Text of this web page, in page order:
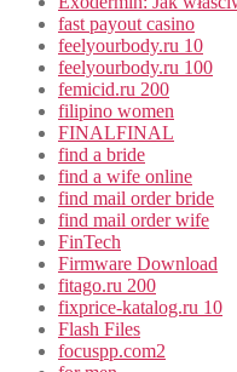
fast payout casino
feelyourbody.ru 10
feelyourbody.ru 100
femicid.ru 200
filipino women
FINALFINAL
find a bride
find a wife online
find mail order bride
find mail order wife
FinTech
Firmware Download
fitago.ru 200
fixprice-katalog.ru 10
Flash Files
focuspp.com2